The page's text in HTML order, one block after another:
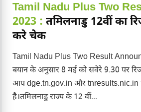
Tamil Nadu Plus Two
2023 : तमिलनाडु 12वीं का
करे चेक
Tamil Nadu Plus Two Result
बयान के अनुसार 8 मई को सवेरे 9.30 पर
आप dge.tn.gov.in और
है।तमिलनाडु राज्य के 12 वीं...